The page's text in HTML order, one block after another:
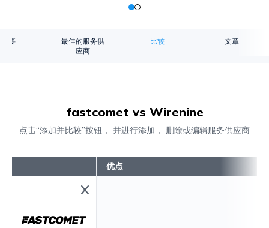
概要
最佳的服务供
应商
比较 文章
fastcomet vs Wirenine
点击“添加并比较”按钮， 并进行添加， 删除或编辑服务供应商
优点